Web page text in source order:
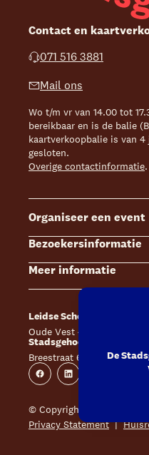
Contact en
071 516 3881
Mail ons
Wo t/m vr van 14.00 tot
bereikbaar en is de balie
kaartverkoopbalie is van
gesloten.
Overige contactinformatie.
Organiseer een event
Events
Zalenoverzicht
Contact Sales & Events
Offerte aanvragen
Bezoekersinformatie
Kaartverkoop
Bereikbaarheid
Toegankelijkheid
Huisregels en algemene
Veelgestelde vragen
Meer informatie
Steun ons
Technische informatie
Vacatures
Contact
Leidse Schouwburg
Oude Vest 43, 2312 XS
Stadsgehoorzaal Leiden
Breestraat 60, 2311 CS
FacebookLinkedin
© Copyright 2026 Leidse
Privacy Statement
De